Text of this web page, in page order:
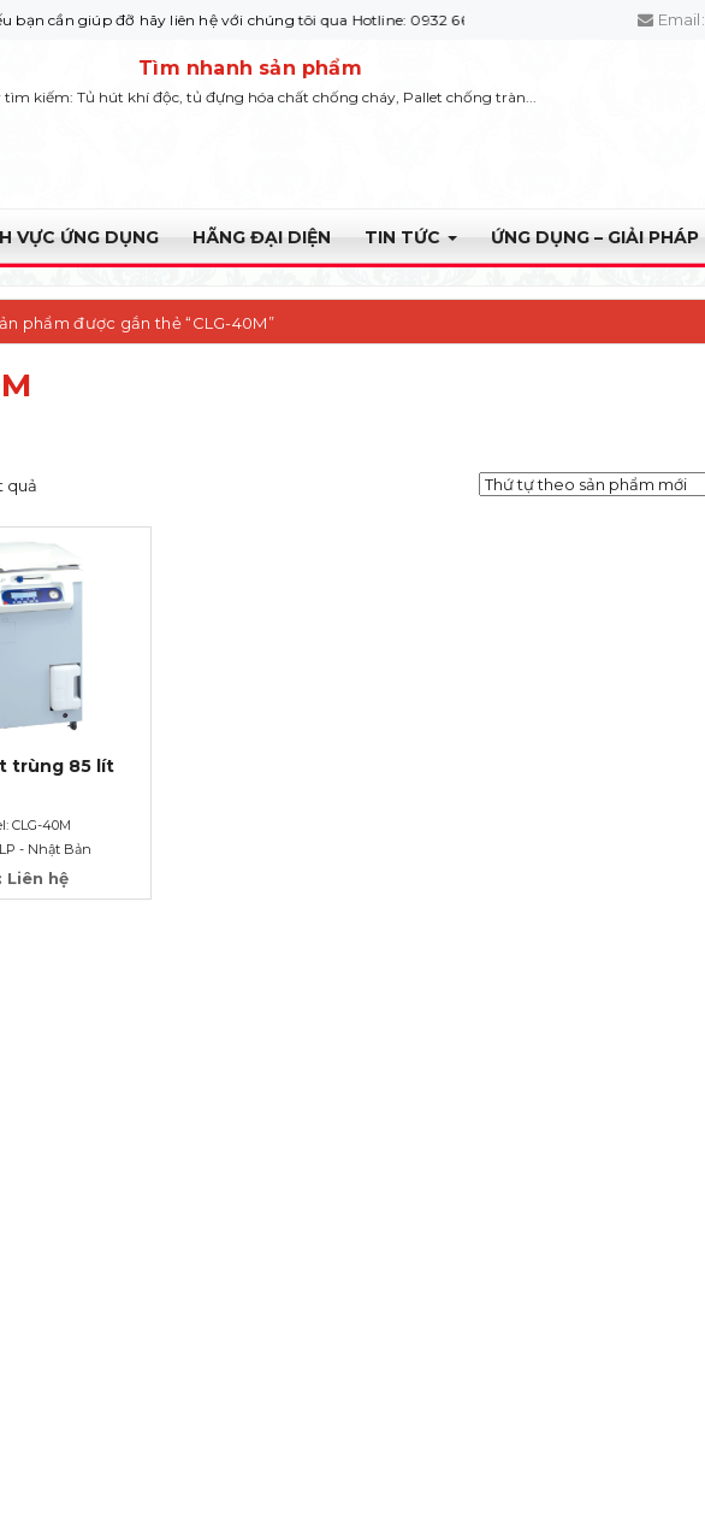
giúp đỡ hãy liên hệ với chúng tôi qua Hotline: 0932 664422 Email:
Tìm nhanh sản phẩm
tìm kiếm: Tủ hút khí độc, tủ đựng hóa chất chống cháy, Pallet chống tràn...
VỰC ỨNG DỤNG HÃNG ĐẠI DIỆN TIN TỨC ỨNG DỤNG – GIẢI PHÁP
phẩm được gắn thẻ “CLG-40M”
quả
trùng 85 lít
CLG-40M
- Nhật Bản
Liên hệ